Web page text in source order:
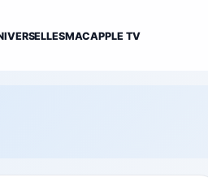
MACAPPLE TV